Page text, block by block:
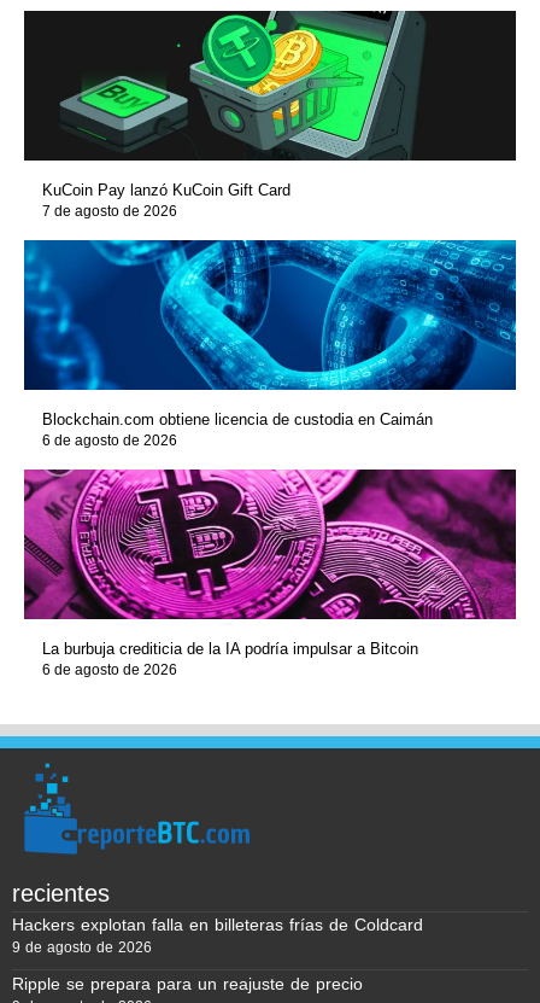
KuCoin Pay lanzó KuCoin Gift Card
7 de agosto de 2026
Blockchain.com obtiene licencia de custodia en Caimán
6 de agosto de 2026
La burbuja crediticia de la IA podría impulsar a Bitcoin
6 de agosto de 2026
recientes
Hackers explotan falla en billeteras frías de Coldcard
9 de agosto de 2026
Ripple se prepara para un reajuste de precio